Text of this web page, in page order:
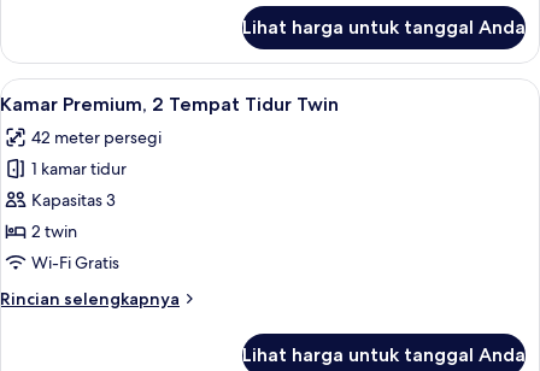
Floor)
Kamar
Premium,
1
Tidur
King,
kota
(High
Floor)
Lihat harga untuk tanggal Anda
Lihat
semua
foto
untuk
Kamar
Premium,
2
Tidur
Minibar, brankas, meja kerja, dan
30
Kamar Premium, 2 Tempat Tidur Twin
42 meter persegi
1 kamar tidur
Kapasitas 3
2 twin
Wi-Fi Gratis
Rincian selengkapnya
Rincian
Lihat harga untuk tanggal Anda